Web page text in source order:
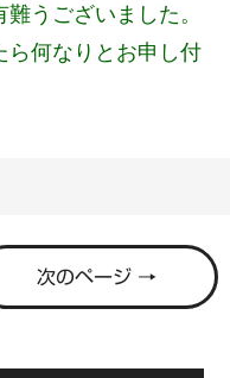
うございました。
ら何なりとお申し付
次のページ →